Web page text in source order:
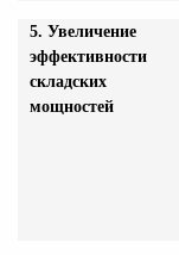
5. Увеличение
эффективности
складских
мощностей